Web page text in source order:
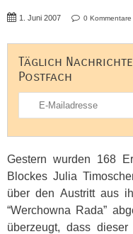
1. Juni 2007 0 Kommentare
Täglich
Postfach
Gestern wurden 168
Blockes Julia
über den Austritt aus
“Werchowna Rada”
überzeugt, dass